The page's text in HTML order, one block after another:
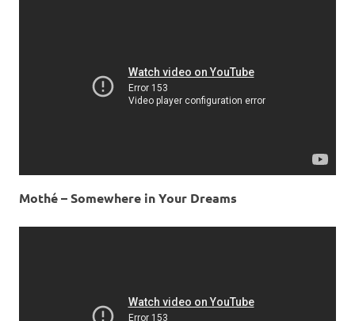
Mothé – Somewhere in Your Dreams